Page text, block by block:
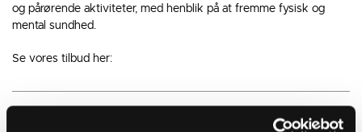
og pårørende aktiviteter, med henblik på at fremme fysisk og
mental sundhed.
Se vores tilbud her: